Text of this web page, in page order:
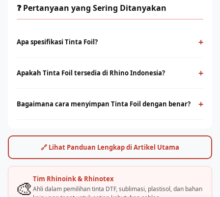
❓ Pertanyaan yang Sering Ditanyakan
Apa spesifikasi Tinta Foil? +
dan sablon manual. Pilihan yang tepat memastikan kualitas
Apakah Tinta Foil tersedia di Rhino Indonesia? +
menyediakan tinta dan bahan sablon berkualitas. Hubungi tim
Bagaimana cara menyimpan Tinta Foil dengan benar? +
dan tutup rapat setelah digunakan. Suhu penyimpanan ideal
15–25°C. Panduan lengkap tersedia dari tim teknisi Rhino.
🔗 Lihat Panduan Lengkap di Artikel Utama
🎨 Tim Rhinoink & Rhinotex
Ahli dalam pemilihan tinta DTF, sublimasi, plastisol, dan bahan